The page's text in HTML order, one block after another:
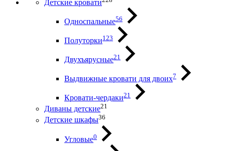
Детские кровати
Односпальные56
Полуторки123
Двухъярусные21
Выдвижные кровати для двоих7
Кровати-чердаки21
Диваны детские21
Детские шкафы36
Угловые0